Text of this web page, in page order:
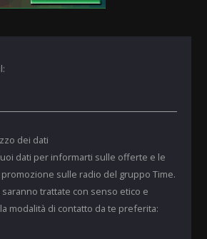
dei dati
dati per informarti sulle offerte e le
sulle radio del gruppo Time.
trattate con senso etico e
modalità di contatto da te preferita: